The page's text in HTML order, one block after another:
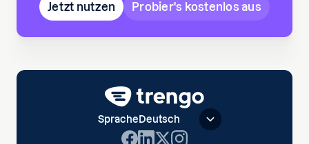
Jetzt nutzen
Probier's kostenlos aus
SpracheDeutsch